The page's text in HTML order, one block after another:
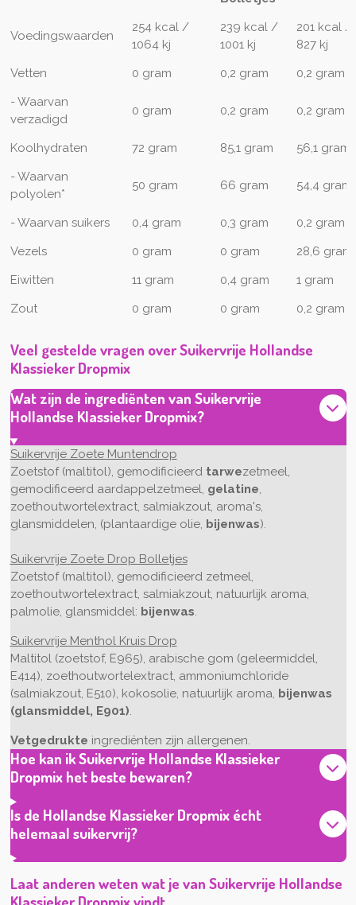
Voedingswaarden
254 kcal /
1064 kj
239 kcal /
1001 kj
201 kcal /
827 kj
Vetten
0 gram 0,2 gram
0,2 gram
- Waarvan
verzadigd
0 gram 0,2 gram 0,2 gram
Koolhydraten 72 gram 85,1 gram
56,1 gram
- Waarvan
polyolen*
50 gram 66 gram 54,4 gram
- Waarvan suikers 0,4 gram 0,3 gram
0,2 gram
Vezels
0 gram 0 gram
28,6 gram
Eiwitten
11 gram 0,4 gram
1 gram
Zout
0 gram 0 gram 0,2 gram
Veel gestelde vragen over Suikervrije Hollandse
Klassieker Dropmix
Wat zijn de ingrediënten van Suikervrije
Hollandse Klassieker Dropmix?
Suikervrije Zoete Muntendrop
Zoetstof (maltitol), gemodificieerd tarwezetmeel,
gemodificeerd aardappelzetmeel, gelatine,
zoethoutwortelextract, salmiakzout, aroma's,
glansmiddelen, (plantaardige olie, bijenwas).
Suikervrije Zoete Drop Bolletjes
Zoetstof (maltitol), gemodificieerd zetmeel,
zoethoutwortelextract, salmiakzout, natuurlijk aroma,
palmolie, glansmiddel: bijenwas.
Suikervrije Menthol Kruis Drop
Maltitol (zoetstof, E965), arabische gom (geleermiddel,
E414), zoethoutwortelextract, ammoniumchloride
(salmiakzout, E510), kokosolie, natuurlijk aroma, bijenwas
(glansmiddel, E901).
Vetgedrukte ingrediënten zijn allergenen.
Hoe kan ik Suikervrije Hollandse Klassieker
Dropmix het beste bewaren?
Is de Hollandse Klassieker Dropmix écht
helemaal suikervrij?
Laat anderen weten wat je van Suikervrije Hollandse